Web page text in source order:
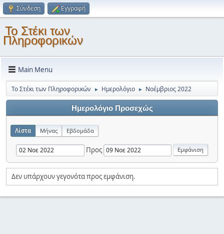
Σύνδεση Εγγραφή
Το Στέκι των
Πληροφορικών
Main Menu
Το Στέκι των Πληροφορικών ► Ημερολόγιο ► Νοέμβριος 2022
Ημερολόγιο Προσεχώς
Λίστα Μήνας Εβδομάδα
Προς
Δεν υπάρχουν γεγονότα προς εμφάνιση.